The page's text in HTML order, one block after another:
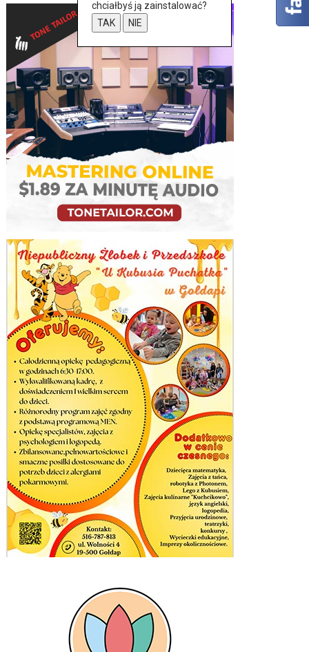
chciałbyś ją zainstalować?
TAK
NIE